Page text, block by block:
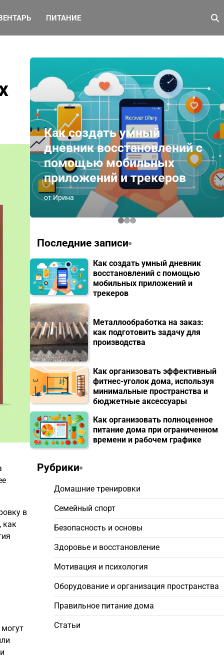
ПИТАНИЕ
в
как
Как создать умный
дневник восстановлений с
помощью мобильных
приложений и трекеров
от Ирина
Последние записи
Как создать умный дневник
восстановлений с помощью
мобильных приложений и
трекеров
Металлообработка на заказ:
как подготовить задачу для
производства
Как организовать эффективный
фитнес-уголок дома, используя
минимальные пространства и
бюджетные аксессуары
Как организовать полноценное
питание дома при ограниченном
времени и рабочем графике
Рубрики
Домашние тренировки
Семейный спорт
Безопасность и основы
Здоровье и восстановление
Мотивация и психология
Оборудование и организация пространства
Правильное питание дома
Статьи